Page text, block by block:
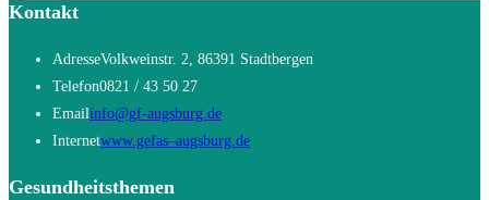
Kontakt
AdresseVolkweinstr. 2, 86391 Stadtbergen
Telefon0821 / 43 50 27
Emailinfo@gf-augsburg.deOpens
in
Internetwww.gefas–augsburg.deOpens
Gesundheitsthemen